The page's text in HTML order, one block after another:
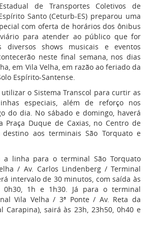
de Transportes Coletivos de
Santo (Ceturb-ES) preparou uma
com oferta de horários dos ônibus
para atender ao público que for
diversos shows musicais e eventos
neste final semana, nos dias
em Vila Velha, em razão ao feriado da
Espírito-Santense.
o Sistema Transcol para curtir as
especiais, além de reforço nos
do dia. No sábado e domingo, haverá
Praça Duque de Caxias, no Centro de
destino aos terminais São Torquato e
a linha para o terminal São Torquato
/ Av. Carlos Lindenberg / Terminal
intervalo de 30 minutos, com saída às
0h30, 1h e 1h30. Já para o terminal
Vila Velha / 3ª Ponte / Av. Reta da
Carapina), sairá às 23h, 23h50, 0h40 e